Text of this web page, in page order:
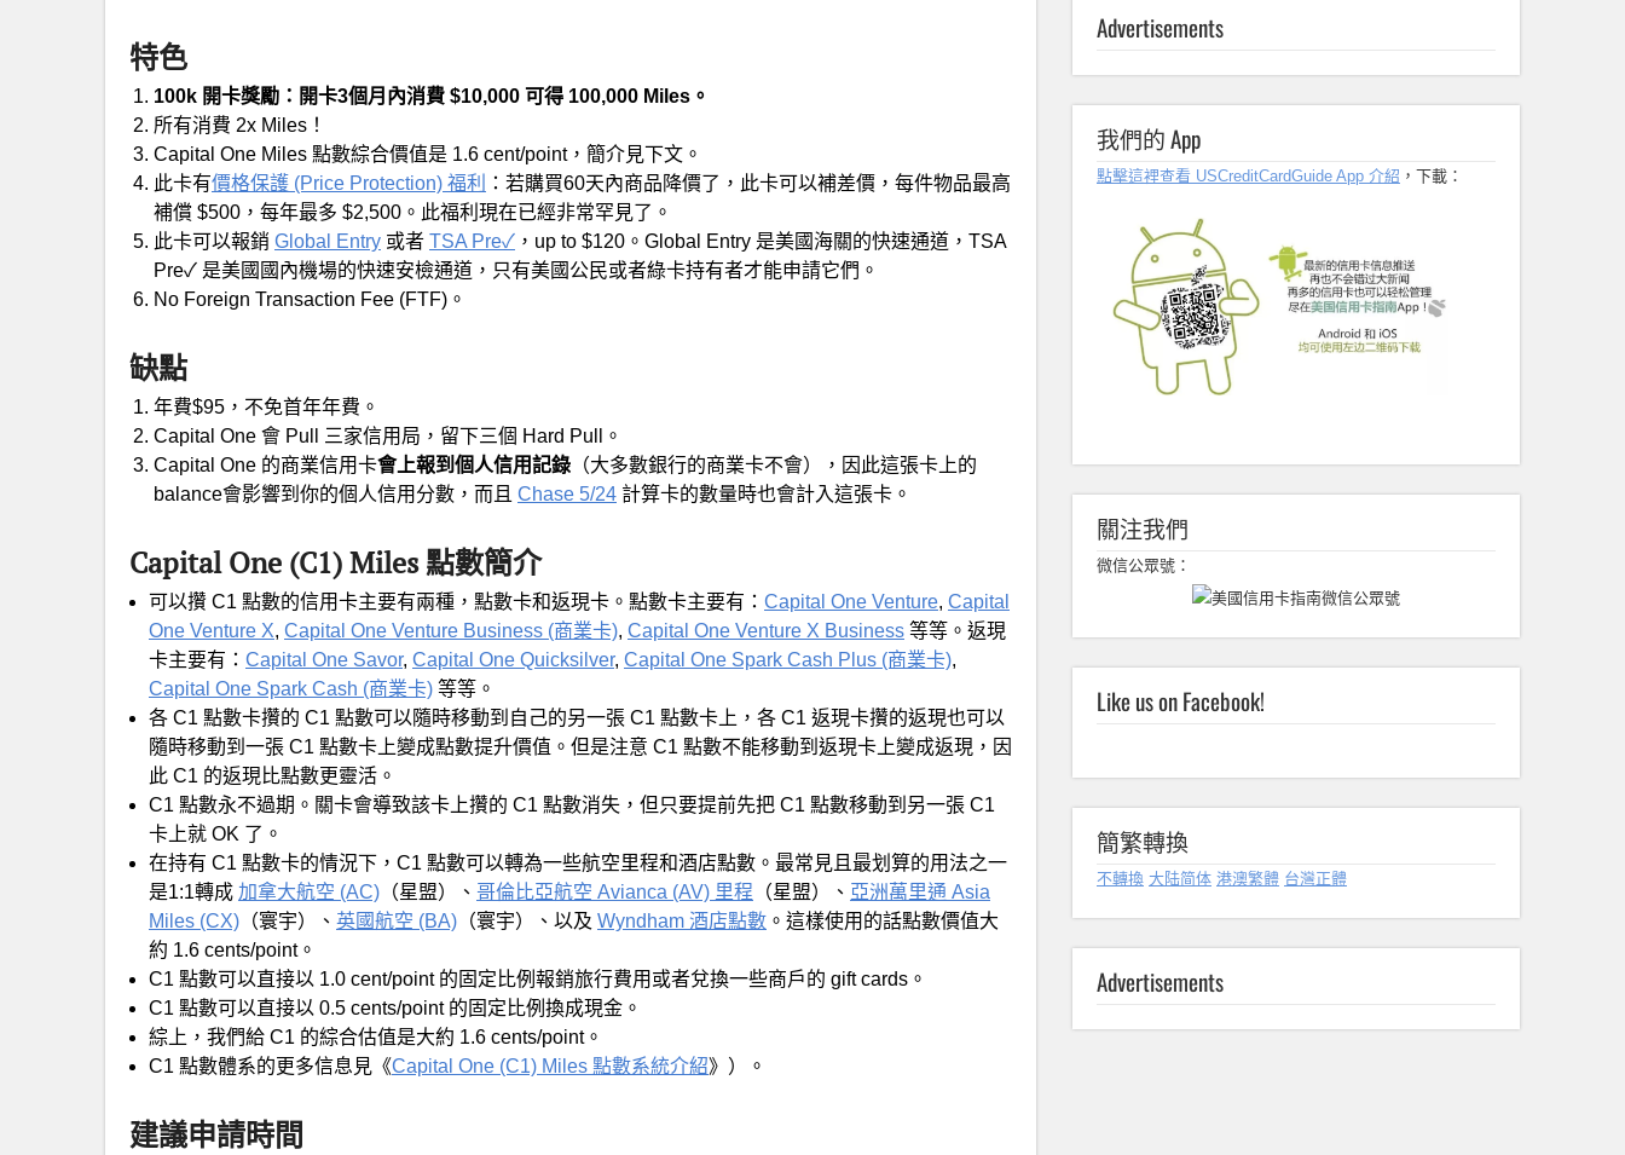
特色
100k 開卡獎勵：開卡3個月內消費 $10,000 可得 100,000 Miles。
所有消費 2x Miles！
Capital One Miles 點數綜合價值是 1.6 cent/point，簡介見下文。
此卡有價格保護 (Price Protection) 福利
：若購買60天內商品降價了，此卡可以補差價，每件物品最高
補償 $500，每年最多 $2,500。此福利現在已經非常罕見了。
此卡可以報銷 Global Entry 或者 TSA Pre✓ ，up to $120。Global Entry 是美國海關的快速通道，TSA
Pre✓ 是美國國內機場的快速安檢通道，只有美國公民或者綠卡持有者才能申請它們。
No Foreign Transaction Fee (FTF)。
缺點
年費$95，不免首年年費。
Capital One 會 Pull 三家信用局，留下三個 Hard Pull。
Capital One 的商業信用卡會上報到個人信用記錄 （大多數銀行的商業卡不會），因此這張卡上的
balance會影響到你的個人信用分數，而且 Chase 5/24 計算卡的數量時也會計入這張卡。
Capital One (C1) Miles 點數簡介
可以攢 C1 點數的信用卡主要有兩種，點數卡和返現卡。點數卡主要有： Capital One Venture, Capital
One Venture X, Capital One Venture Business (商業卡), Capital One Venture X Business 等等。返現
卡主要有： Capital One Savor, Capital One Quicksilver, Capital One Spark Cash Plus (商業卡),
Capital One Spark Cash (商業卡) 等等。
各 C1 點數卡攢的 C1 點數可以隨時移動到自己的另一張 C1 點數卡上，各 C1 返現卡攢的返現也可以
隨時移動到一張 C1 點數卡上變成點數提升價值。但是注意 C1 點數不能移動到返現卡上變成返現，因
此 C1 的返現比點數更靈活。
C1 點數永不過期。關卡會導致該卡上攢的 C1 點數消失，但只要提前先把 C1 點數移動到另一張 C1
卡上就 OK 了。
在持有 C1 點數卡的情況下，C1 點數可以轉為一些航空里程和酒店點數。最常見且最划算的用法之一
是1:1轉成 加拿大航空 (AC) （星盟）、 哥倫比亞航空 Avianca (AV) 里程 （星盟）、 亞洲萬里通 Asia
Miles (CX) （寰宇）、 英國航空 (BA) （寰宇）、以及 Wyndham 酒店點數 。這樣使用的話點數價值大
約 1.6 cents/point。
C1 點數可以直接以 1.0 cent/point 的固定比例報銷旅行費用或者兌換一些商戶的 gift cards。
C1 點數可以直接以 0.5 cents/point 的固定比例換成現金。
綜上，我們給 C1 的綜合估值是大約 1.6 cents/point。
C1 點數體系的更多信息見《Capital One (C1) Miles 點數系統介紹》）。
建議申請時間
Advertisements
我們的 App
點擊這裡查看 USCreditCardGuide App 介紹 ，下載：
關注我們
微信公眾號：
Like us on Facebook!
簡繁轉換
不轉換 大陆简体 港澳繁體 台灣正體
Advertisements